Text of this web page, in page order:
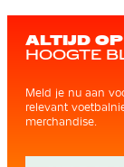
ALTIJD
HOOGTE
Meld je nu aan
relevant
merchandise.